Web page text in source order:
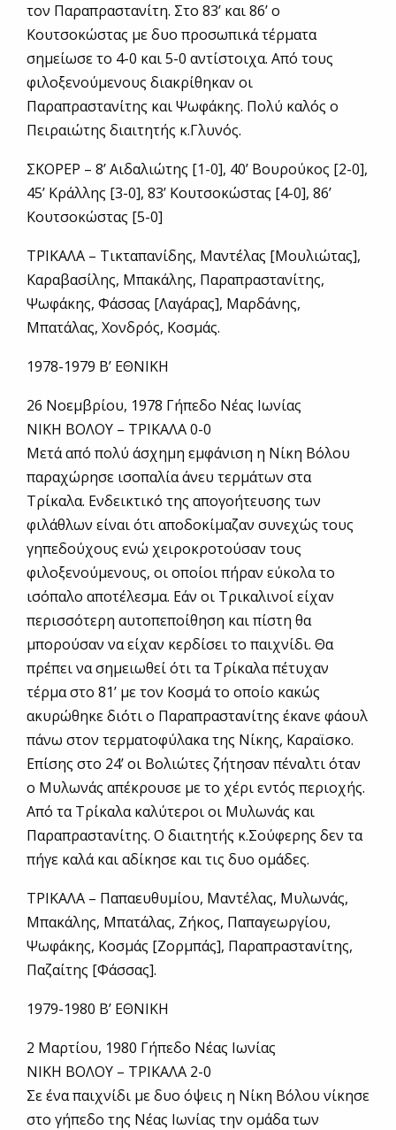
τον Παραπραστανίτη. Στο 83’ και 86’ ο
Κουτσοκώστας με δυο προσωπικά τέρματα
σημείωσε το 4-0 και 5-0 αντίστοιχα. Από τους
φιλοξενούμενους διακρίθηκαν οι
Παραπραστανίτης και Ψωφάκης. Πολύ καλός ο
Πειραιώτης διαιτητής κ.Γλυνός.
ΣΚΟΡΕΡ – 8’ Αιδαλιώτης [1-0], 40’ Βουρούκος [2-0],
45’ Κράλλης [3-0], 83’ Κουτσοκώστας [4-0], 86’
Κουτσοκώστας [5-0]
ΤΡΙΚΑΛΑ – Τικταπανίδης, Μαντέλας [Μουλιώτας],
Καραβασίλης, Μπακάλης, Παραπραστανίτης,
Ψωφάκης, Φάσσας [Λαγάρας], Μαρδάνης,
Μπατάλας, Χονδρός, Κοσμάς.
1978-1979 Β’ ΕΘΝΙΚΗ
26 Νοεμβρίου, 1978 Γήπεδο Νέας Ιωνίας
ΝΙΚΗ ΒΟΛΟΥ – ΤΡΙΚΑΛΑ 0-0
Μετά από πολύ άσχημη εμφάνιση η Νίκη Βόλου
παραχώρησε ισοπαλία άνευ τερμάτων στα
Τρίκαλα. Ενδεικτικό της απογοήτευσης των
φιλάθλων είναι ότι αποδοκίμαζαν συνεχώς τους
γηπεδούχους ενώ χειροκροτούσαν τους
φιλοξενούμενους, οι οποίοι πήραν εύκολα το
ισόπαλο αποτέλεσμα. Εάν οι Τρικαλινοί είχαν
περισσότερη αυτοπεποίθηση και πίστη θα
μπορούσαν να είχαν κερδίσει το παιχνίδι. Θα
πρέπει να σημειωθεί ότι τα Τρίκαλα πέτυχαν
τέρμα στο 81’ με τον Κοσμά το οποίο κακώς
ακυρώθηκε διότι ο Παραπραστανίτης έκανε φάουλ
πάνω στον τερματοφύλακα της Νίκης, Καραϊσκο.
Επίσης στο 24’ οι Βολιώτες ζήτησαν πέναλτι όταν
ο Μυλωνάς απέκρουσε με το χέρι εντός περιοχής.
Από τα Τρίκαλα καλύτεροι οι Μυλωνάς και
Παραπραστανίτης. Ο διαιτητής κ.Σούφερης δεν τα
πήγε καλά και αδίκησε και τις δυο ομάδες.
ΤΡΙΚΑΛΑ – Παπαευθυμίου, Μαντέλας, Μυλωνάς,
Μπακάλης, Μπατάλας, Ζήκος, Παπαγεωργίου,
Ψωφάκης, Κοσμάς [Ζορμπάς], Παραπραστανίτης,
Παζαίτης [Φάσσας].
1979-1980 Β’ ΕΘΝΙΚΗ
2 Μαρτίου, 1980 Γήπεδο Νέας Ιωνίας
ΝΙΚΗ ΒΟΛΟΥ – ΤΡΙΚΑΛΑ 2-0
Σε ένα παιχνίδι με δυο όψεις η Νίκη Βόλου νίκησε
στο γήπεδο της Νέας Ιωνίας την ομάδα των